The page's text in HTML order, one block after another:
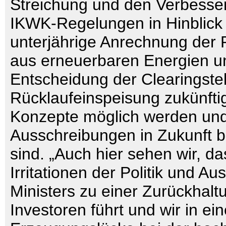
Streichung und den
IKWK-Regelungen in
unterjährige Anrechnung der
aus erneuerbaren Energien
Entscheidung der
Rücklaufeinspeisung
Konzepte möglich werden
Ausschreibungen in Zukunft
sind. „Auch hier sehen wir,
Irritationen der Politik und
Ministers zu einer
Investoren führt und wir in